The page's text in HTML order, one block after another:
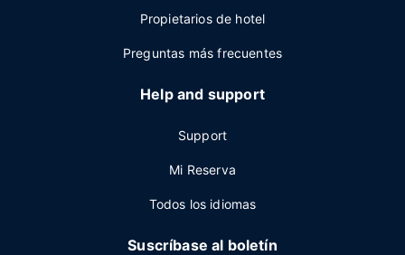
Propietarios de hotel
Preguntas más frecuentes
Help and support
Support
Mi Reserva
Todos los idiomas
Suscríbase al boletín